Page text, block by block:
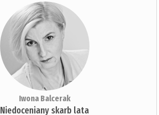
Iwona Balcerak
Niedoceniany skarb lata